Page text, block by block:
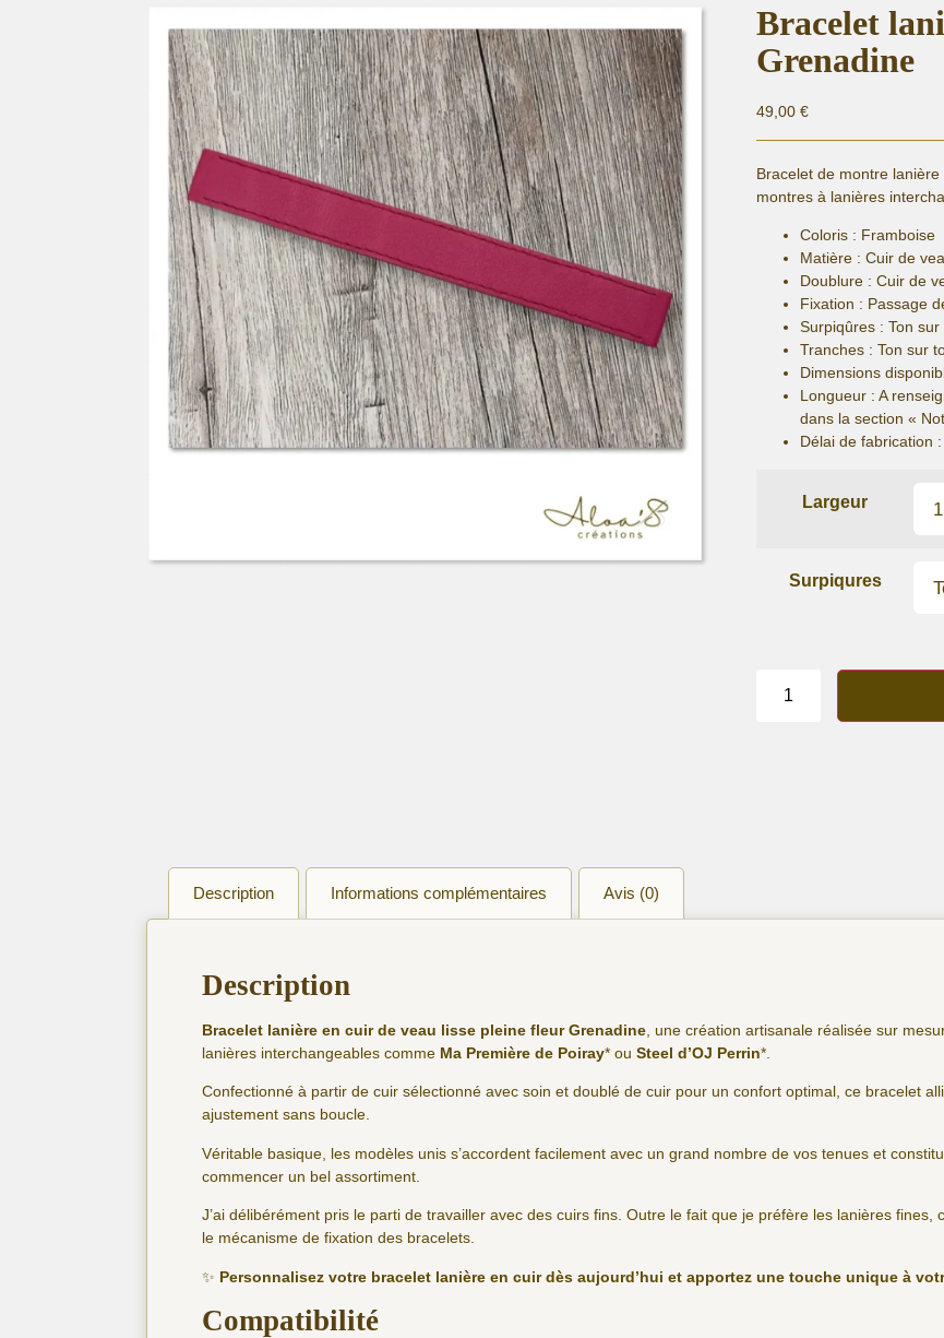
Bracelet
Grenadine
49,00€
Bracelet de montre
montres à lanières
Coloris : Framboise
Matière : Cuir de
Doublure : Cuir de
Fixation : Passage
Surpiqûres : Ton sur
Tranches : Ton sur
Dimensions
Longueur : A
dans la section «
Délai de fabrication :
Largeur
Surpiqures
Bracelet
Description Informations complémentaires Avis (0)
Description
Bracelet lanière en cuir de veau lisse pleine fleur Grenadine , une création artisanale réalisée sur
lanières interchangeables comme Ma Première de Poiray* ouSteel d’OJ Perrin*.
Confectionné à partir de cuir sélectionné avec soin et doublé de cuir pour un confort optimal, ce bracelet
ajustement sans boucle.
Véritable basique, les modèles unis s’accordent facilement avec un grand nombre de vos tenues et
commencer un bel assortiment.
J’ai délibérément pris le parti de travailler avec des cuirs fins. Outre le fait que je préfère les lanières fines,
le mécanisme de fixation des bracelets.
✨ Personnalisez votre bracelet lanière en cuir dès aujourd’hui et apportez une touche unique à
Compatibilité